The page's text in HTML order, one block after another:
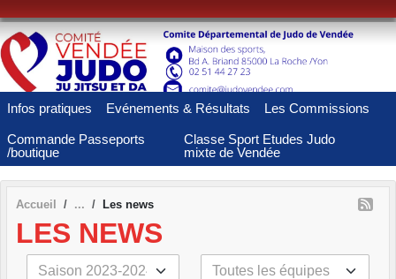
Infos pratiques Evénements & Résultats Les Commissions
Commande Passeports
/boutique
Classe Sport Etudes Judo
mixte de Vendée
Accueil Les news
LES NEWS